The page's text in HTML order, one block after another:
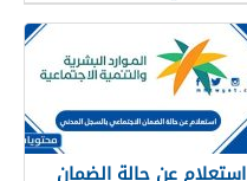
الرابط والطريقة
استعلام عن حالة الضمان